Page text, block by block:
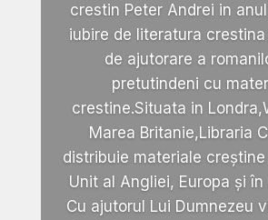
crestin Peter Andrei in
iubire de literatura
de ajutorare a
pretutindeni cu
crestine.Situata in
Marea Britanie,Libraria
distribuie materiale creștine
Unit al Angliei, Europa și în
Cu ajutorul Lui Dumnezeu